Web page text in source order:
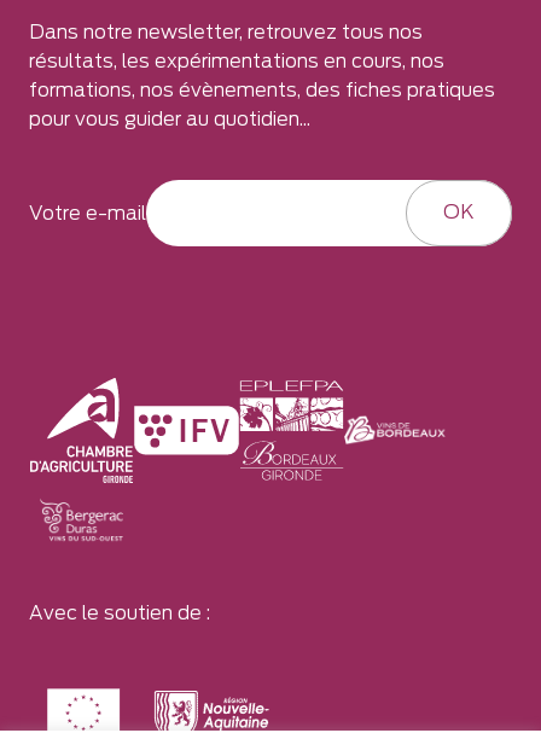
Dans notre newsletter, retrouvez tous nos
résultats, les expérimentations en cours, nos
formations, nos évènements, des fiches pratiques
pour vous guider au quotidien...
Votre e-mail OK
Avec le soutien de :